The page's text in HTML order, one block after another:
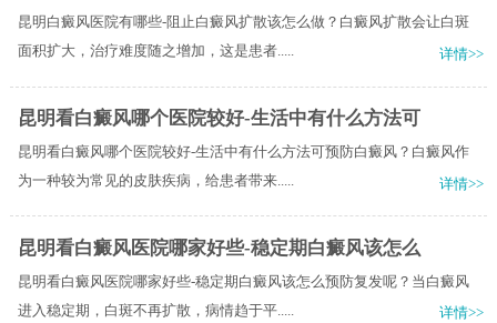
昆明白癜风医院有哪些-阻止白癜风扩散该怎么做？白癜风扩散会让白斑
面积扩大，治疗难度随之增加，这是患者.....
详情>>
昆明看白癜风哪个医院较好-生活中有什么方法可
昆明看白癜风哪个医院较好-生活中有什么方法可预防白癜风？白癜风作
为一种较为常见的皮肤疾病，给患者带来.....
详情>>
昆明看白癜风医院哪家好些-稳定期白癜风该怎么
昆明看白癜风医院哪家好些-稳定期白癜风该怎么预防复发呢？当白癜风
进入稳定期，白斑不再扩散，病情趋于平.....
详情>>